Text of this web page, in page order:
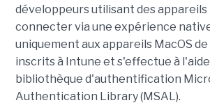
développeurs utilisant des appareils
connecter via une expérience
uniquement aux appareils MacOS de
inscrits à Intune et s'effectue à l'aide
bibliothèque d'authentification
Authentication Library (MSAL).